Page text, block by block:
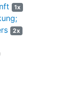
Satz 1 Nr. 2 ZPO
für
dem Gläubiger zu
ihn bezogenen
geeignete
1x
2x